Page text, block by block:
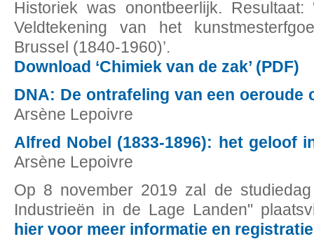
Historiek was onontbeerlijk.
Veldtekening van het
Brussel (1840-1960)’.
Download ‘Chimiek van de zak’ (PDF)
DNA: De ontrafeling van een oeroude
Arsène Lepoivre
Alfred Nobel (1833-1896): het geloof
Arsène Lepoivre
Op 8 november 2019 zal de
Industrieën in de Lage Landen"
hier voor meer informatie en registratie